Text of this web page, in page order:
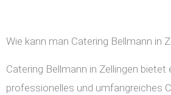
Wie kann man Catering Bellmann in
Catering Bellmann in Zellingen bietet
professionelles und umfangreiches